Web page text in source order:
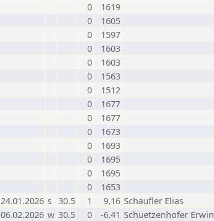
0
1619
0
1605
0
1597
0
1603
0
1603
0
1563
0
1512
0
1677
0
1677
0
1673
0
1693
0
1695
0
1695
0
1653
24.01.2026 s 30.5 1 9,16 Schaufler Elias
06.02.2026 w 30.5 0 -6,41 Schuetzenhofer Erwin